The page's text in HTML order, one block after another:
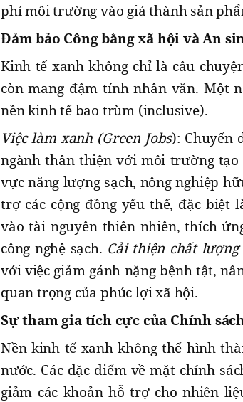
phí môi trường vào giá thành sản
Đảm bảo Công bằng xã hội và An
Kinh tế xanh không chỉ là câu
còn mang đậm tính nhân văn. Một
nền kinh tế bao trùm (inclusive).
Việc làm xanh (Green Jobs): Chuyển
ngành thân thiện với môi trường
vực năng lượng sạch, nông nghiệp
trợ các cộng đồng yếu thế, đặc biệt
vào tài nguyên thiên nhiên, thích
công nghệ sạch. Cải thiện chất lượng
với việc giảm gánh nặng bệnh tật,
quan trọng của phúc lợi xã hội.
Sự tham gia tích cực của Chính
Nền kinh tế xanh không thể hình
nước. Các đặc điểm về mặt chính
giảm các khoản hỗ trợ cho nhiên